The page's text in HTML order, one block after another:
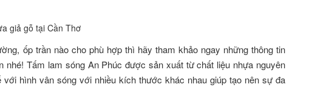
ốp trần nào cho phù hợp thì hãy tham khảo ngay những thông tin
Tấm lam sóng An Phúc được sản xuất từ chất liệu nhựa nguyên
hình vân sóng với nhiều kích thước khác nhau giúp tạo nên sự đa